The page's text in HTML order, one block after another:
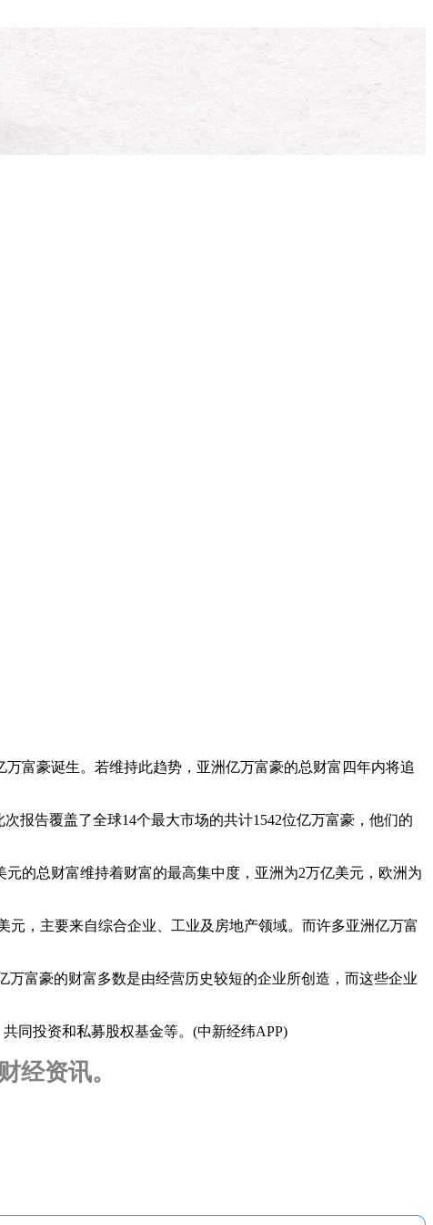
富豪诞生。若维持此趋势，亚洲亿万富豪的总财富四年内将追
报告覆盖了全球14个最大市场的共计1542位亿万富豪，他们的
的总财富维持着财富的最高集中度，亚洲为2万亿美元，欧洲为
，主要来自综合企业、工业及房地产领域。而许多亚洲亿万富
富豪的财富多数是由经营历史较短的企业所创造，而这些企业
同投资和私募股权基金等。(中新经纬APP)
经资讯。